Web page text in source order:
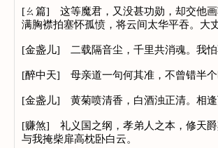
[ㄠ篇] 这等魔君，又没甚功勋，却交他画
满胸襟拍塞怀孤愤，将云间太华平吞。大
[金盏儿] 二载隔音尘，千里共消魂。我怕
[醉中天] 母亲道一句何其准，不曾错半个
[金盏儿] 黄菊喷清香，白酒浊正清。相逢
[赚煞] 礼义国之纲，孝弟人之本，修天爵
与我掩柴扉高枕卧白云。